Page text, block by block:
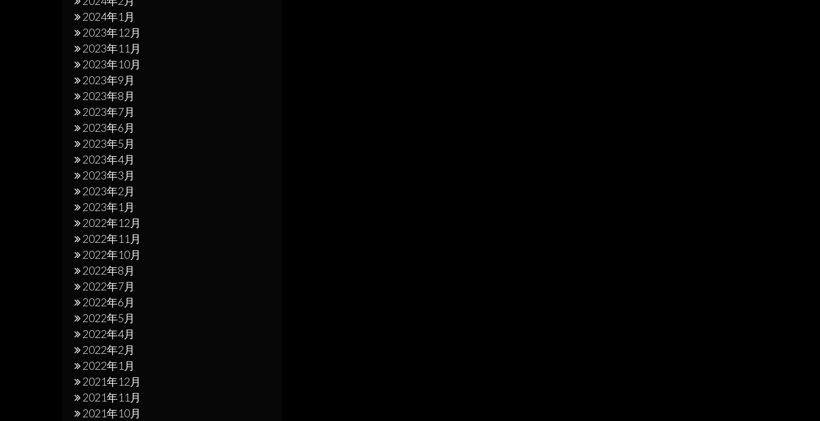
2024年1月
2023年12月
2023年11月
2023年10月
2023年9月
2023年8月
2023年7月
2023年6月
2023年5月
2023年4月
2023年3月
2023年2月
2023年1月
2022年12月
2022年11月
2022年10月
2022年8月
2022年7月
2022年6月
2022年5月
2022年4月
2022年2月
2022年1月
2021年12月
2021年11月
2021年10月